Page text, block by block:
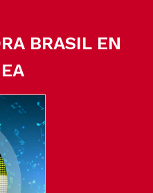
BRASIL EN